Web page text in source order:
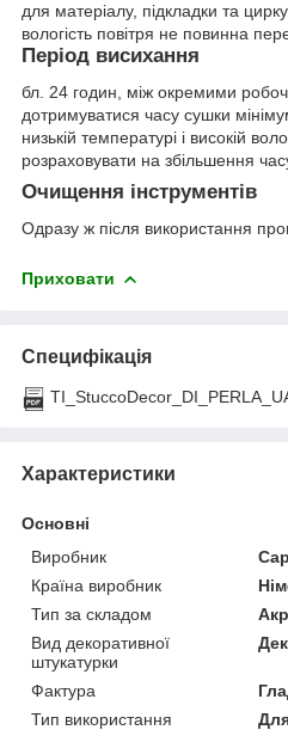
для матеріалу, підкладки та
вологість повітря не повинна
Період висихання
бл. 24 годин, між окремими
дотримуватися часу сушки
низькій температурі і високій
розраховувати на збільшення
Очищення інструментів
Одразу ж після використання
Приховати
Специфікація
Характеристики
Основні
Виробник
Країна виробник
Тип за складом
Вид декоративної
штукатурки
Фактура
Тип використання